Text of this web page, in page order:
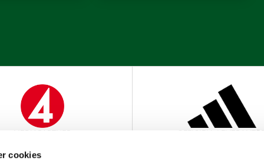
cookies